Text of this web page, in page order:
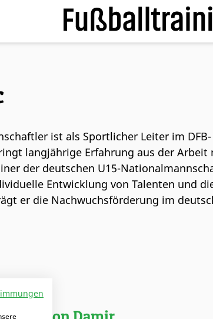
ist als Sportlicher Leiter im DFB-
langjährige Erfahrung aus der Arbeit
der deutschen U15-
Entwicklung von Talenten und
er die Nachwuchsförderung im